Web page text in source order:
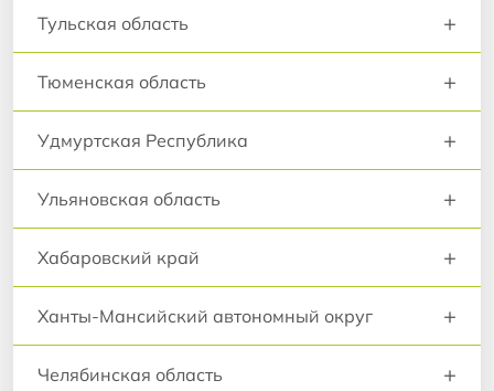
Тульская область +
Тюменская область +
Удмуртская Республика +
Ульяновская область +
Хабаровский край +
Ханты-Мансийский автономный округ +
Челябинская область +